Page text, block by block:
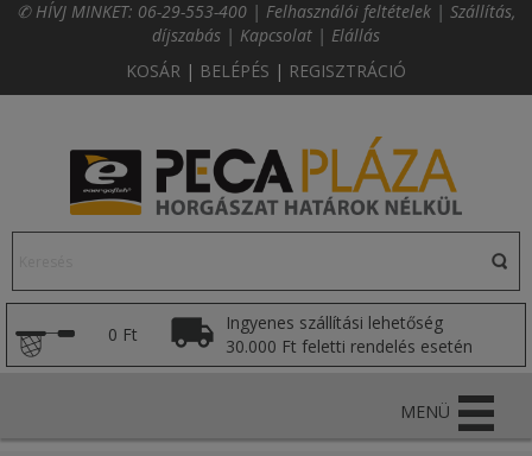
✆ HÍVJ MINKET: 06-29-553-400 | Felhasználói feltételek | Szállítás,
díjszabás | Kapcsolat | Elállás
KOSÁR | BELÉPÉS | REGISZTRÁCIÓ
0 Ft
Ingyenes szállítási lehetőség
30.000 Ft feletti rendelés esetén
MENÜ